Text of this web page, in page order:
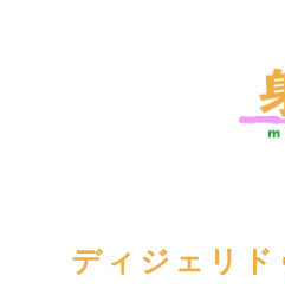
ディジェリ